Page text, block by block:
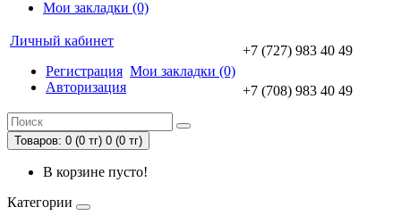
Мои закладки (0)
Личный кабинет
Регистрация
Авторизация
Мои закладки (0)
+7 (727) 983 40 49
+7 (708) 983 40 49
Товаров: 0 (0 тг) 0 (0 тг)
В корзине пусто!
Категории